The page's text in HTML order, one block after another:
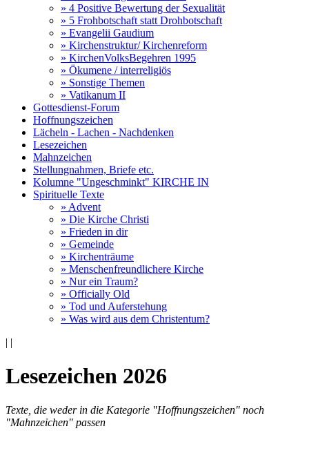
» 4 Positive Bewertung der Sexualität
» 5 Frohbotschaft statt Drohbotschaft
» Evangelii Gaudium
» Kirchenstruktur/ Kirchenreform
» KirchenVolksBegehren 1995
» Ökumene / interreligiös
» Sonstige Themen
» Vatikanum II
Gottesdienst-Forum
Hoffnungszeichen
Lächeln - Lachen - Nachdenken
Lesezeichen
Mahnzeichen
Stellungnahmen, Briefe etc.
Kolumne "Ungeschminkt" KIRCHE IN
Spirituelle Texte
» Advent
» Die Kirche Christi
» Frieden in dir
» Gemeinde
» Kirchenträume
» Menschenfreundlichere Kirche
» Nur ein Traum?
» Officially Old
» Tod und Auferstehung
» Was wird aus dem Christentum?
| |
Lesezeichen 2026
Texte, die weder in die Kategorie "Hoffnungszeichen" noch
"Mahnzeichen" passen